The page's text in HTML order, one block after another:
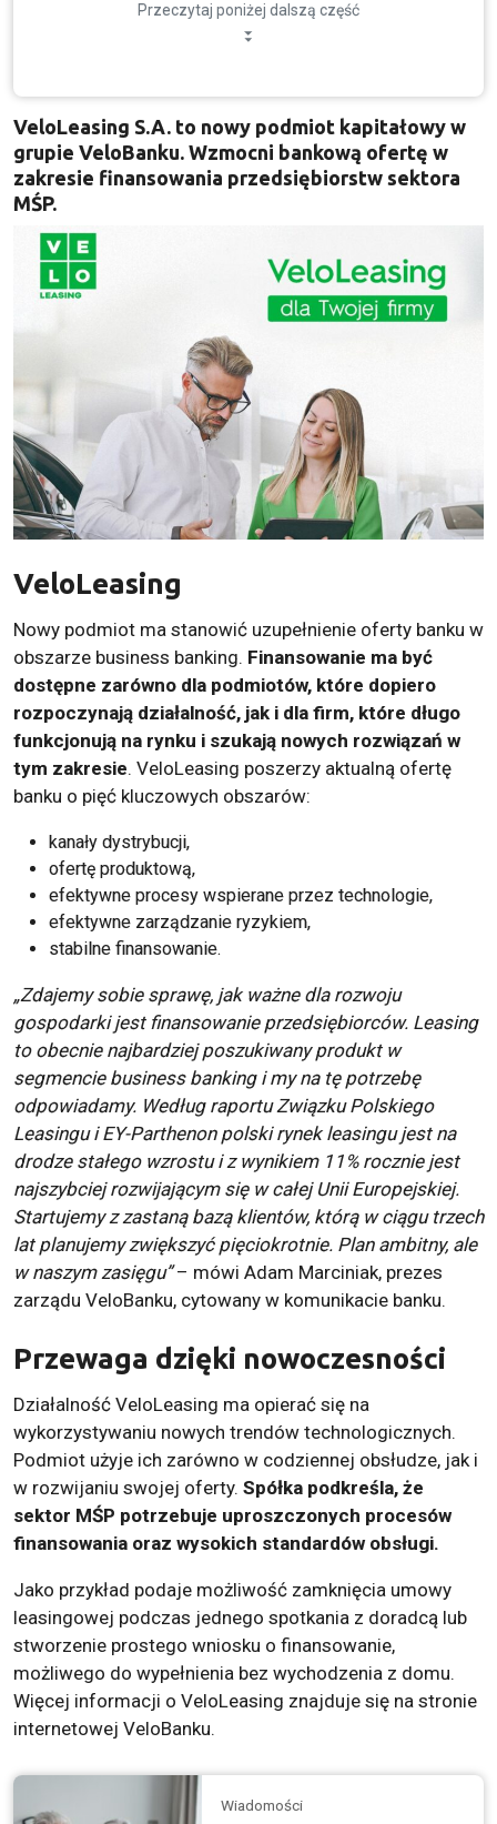
Przeczytaj poniżej dalszą część
VeloLeasing S.A. to nowy podmiot kapitałowy w
grupie VeloBanku. Wzmocni bankową ofertę w
zakresie finansowania przedsiębiorstw sektora
MŚP.
VeloLeasing
Nowy podmiot ma stanowić uzupełnienie oferty banku w
obszarze business banking. Finansowanie ma być
dostępne zarówno dla podmiotów, które dopiero
rozpoczynają działalność, jak i dla firm, które długo
funkcjonują na rynku i szukają nowych rozwiązań w
tym zakresie. VeloLeasing poszerzy aktualną ofertę
banku o pięć kluczowych obszarów:
kanały dystrybucji,
ofertę produktową,
efektywne procesy wspierane przez technologie,
efektywne zarządzanie ryzykiem,
stabilne finansowanie.
„Zdajemy sobie sprawę, jak ważne dla rozwoju
gospodarki jest finansowanie przedsiębiorców. Leasing
to obecnie najbardziej poszukiwany produkt w
segmencie business banking i my na tę potrzebę
odpowiadamy. Według raportu Związku Polskiego
Leasingu i EY-Parthenon polski rynek leasingu jest na
drodze stałego wzrostu i z wynikiem 11% rocznie jest
najszybciej rozwijającym się w całej Unii Europejskiej.
Startujemy z zastaną bazą klientów, którą w ciągu trzech
lat planujemy zwiększyć pięciokrotnie. Plan ambitny, ale
w naszym zasięgu”– mówi Adam Marciniak, prezes
zarządu VeloBanku, cytowany w komunikacie banku.
Przewaga dzięki nowoczesności
Działalność VeloLeasing ma opierać się na
wykorzystywaniu nowych trendów technologicznych.
Podmiot użyje ich zarówno w codziennej obsłudze, jak i
w rozwijaniu swojej oferty. Spółka podkreśla, że
sektor MŚP potrzebuje uproszczonych procesów
finansowania oraz wysokich standardów obsługi.
Jako przykład podaje możliwość zamknięcia umowy
leasingowej podczas jednego spotkania z doradcą lub
stworzenie prostego wniosku o finansowanie,
możliwego do wypełnienia bez wychodzenia z domu.
Więcej informacji o VeloLeasing znajduje się na stronie
internetowej VeloBanku.
Wiadomości